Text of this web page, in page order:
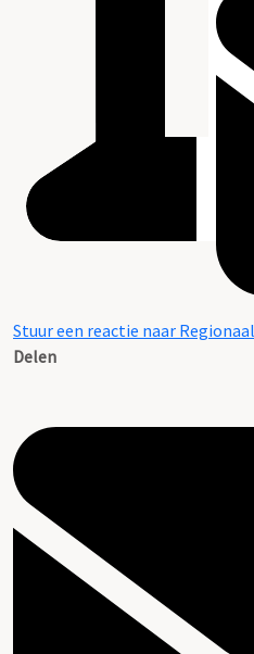
Stuur een reactie naar
Delen